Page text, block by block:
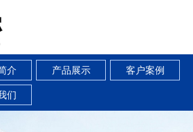
介 产品展示 客户案例
们